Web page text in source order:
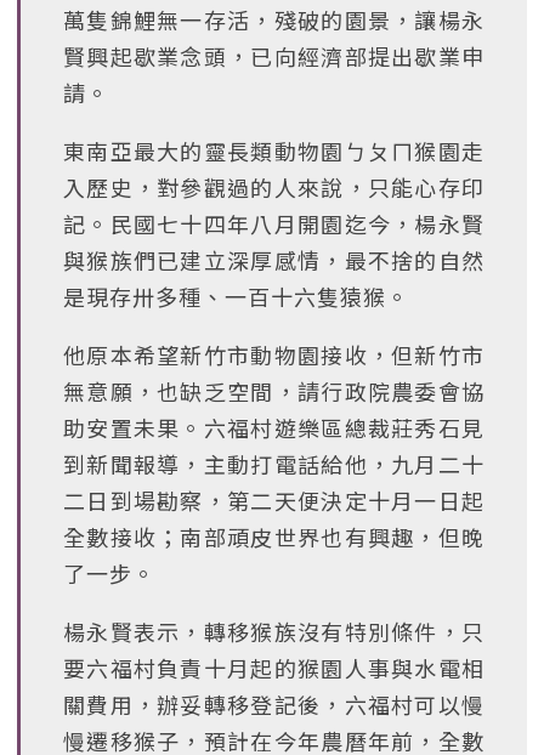
萬隻錦鯉無一存活，殘破的園景，讓楊永
賢興起歇業念頭，已向經濟部提出歇業申
請。
東南亞最大的靈長類動物園ㄅㄆㄇ猴園走
入歷史，對參觀過的人來說，只能心存印
記。民國七十四年八月開園迄今，楊永賢
與猴族們已建立深厚感情，最不捨的自然
是現存卅多種、一百十六隻猿猴。
他原本希望新竹市動物園接收，但新竹市
無意願，也缺乏空間，請行政院農委會協
助安置未果。六福村遊樂區總裁莊秀石見
到新聞報導，主動打電話給他，九月二十
二日到場勘察，第二天便決定十月一日起
全數接收；南部頑皮世界也有興趣，但晚
了一步。
楊永賢表示，轉移猴族沒有特別條件，只
要六福村負責十月起的猴園人事與水電相
關費用，辦妥轉移登記後，六福村可以慢
慢遷移猴子，預計在今年農曆年前，全數